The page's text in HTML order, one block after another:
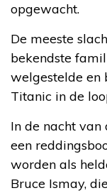
opgewacht.
De meeste
bekendste
welgestelde en
Titanic in de
In de nacht
een
worden als
Bruce Ismay,